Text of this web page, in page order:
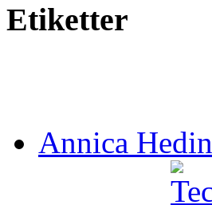
Etiketter
Annica Hedin